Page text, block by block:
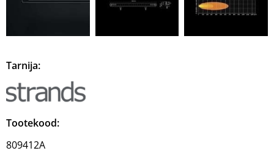
Tarnija:
Tootekood:
809412A